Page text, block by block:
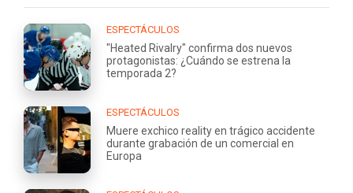
ESPECTÁCULOS
"Heated Rivalry" confirma dos nuevos
protagonistas: ¿Cuándo se estrena la
temporada 2?
ESPECTÁCULOS
Muere exchico reality en trágico accidente
durante grabación de un comercial en
Europa